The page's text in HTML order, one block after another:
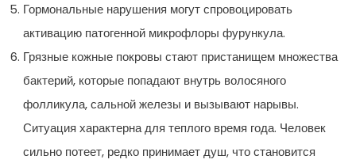
Гормональные нарушения могут спровоцировать
активацию патогенной микрофлоры фурункула.
Грязные кожные покровы стают пристанищем множества
бактерий, которые попадают внутрь волосяного
фолликула, сальной железы и вызывают нарывы.
Ситуация характерна для теплого время года. Человек
сильно потеет, редко принимает душ, что становится